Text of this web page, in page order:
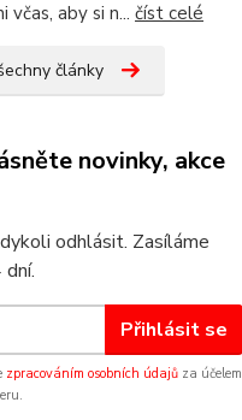
aby si n... číst celé
články
novinky, akce
odhlásit. Zasíláme
Přihlásit se
zpracováním osobních údajů za účelem